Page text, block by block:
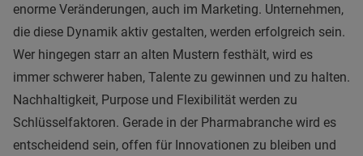
enorme Veränderungen, auch im Marketing. Unternehmen,
die diese Dynamik aktiv gestalten, werden erfolgreich sein.
Wer hingegen starr an alten Mustern festhält, wird es
immer schwerer haben, Talente zu gewinnen und zu halten.
Nachhaltigkeit, Purpose und Flexibilität werden zu
Schlüsselfaktoren. Gerade in der Pharmabranche wird es
entscheidend sein, offen für Innovationen zu bleiben und